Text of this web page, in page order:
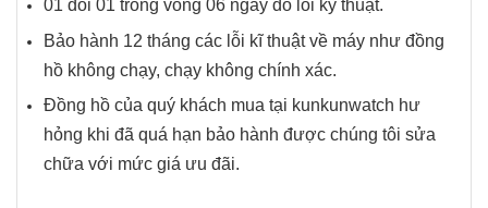
01 đổi 01 trong vòng 06 ngày do lỗi kỹ thuật.
Bảo hành 12 tháng các lỗi kĩ thuật về máy như đồng
hồ không chạy, chạy không chính xác.
Đồng hồ của quý khách mua tại kunkunwatch hư
hỏng khi đã quá hạn bảo hành được chúng tôi sửa
chữa với mức giá ưu đãi.